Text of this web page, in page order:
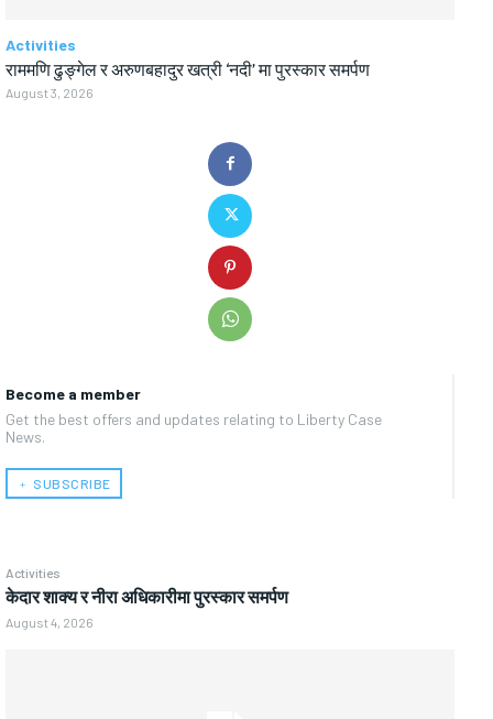
Become a member
Get the best offers and updates relating to Liberty Case
News.
﹢ SUBSCRIBE
Activities
केदार शाक्य र नीरा अधिकारीमा पुरस्कार समर्पण
August 4, 2026
Activities
राममणि ढुङ्गेल र अरुणबहादुर खत्री ‘नदी’ मा पुरस्कार समर्पण
August 3, 2026